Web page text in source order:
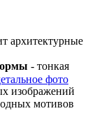
архитектурные
- тонкая
изображений
мотивов